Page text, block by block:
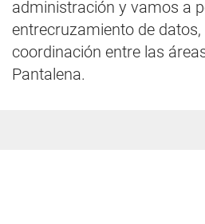
administración y vamos a
entrecruzamiento de
coordinación entre las
Pantalena.